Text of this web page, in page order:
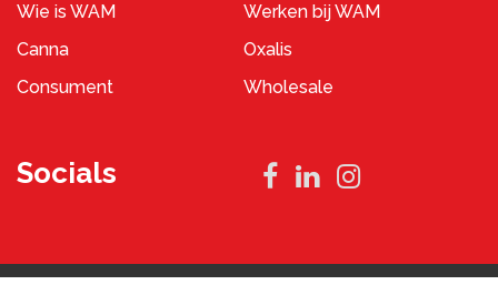
Wie is WAM
Werken bij WAM
Canna
Oxalis
Consument
Wholesale
Socials